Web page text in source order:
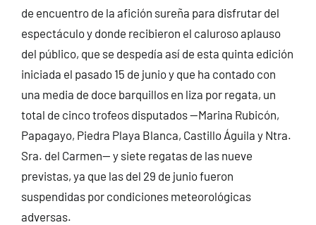
de encuentro de la afición sureña para disfrutar del
espectáculo y donde recibieron el caluroso aplauso
del público, que se despedía así de esta quinta edición
iniciada el pasado 15 de junio y que ha contado con
una media de doce barquillos en liza por regata, un
total de cinco trofeos disputados —Marina Rubicón,
Papagayo, Piedra Playa Blanca, Castillo Águila y Ntra.
Sra. del Carmen— y siete regatas de las nueve
previstas, ya que las del 29 de junio fueron
suspendidas por condiciones meteorológicas
adversas.